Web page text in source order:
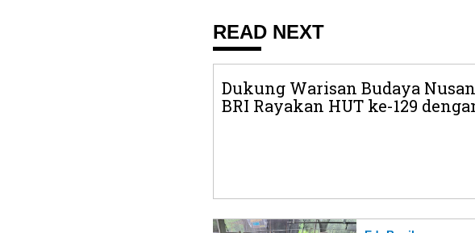
READ NEXT
Dukung Warisan Budaya
BRI Rayakan HUT ke-129